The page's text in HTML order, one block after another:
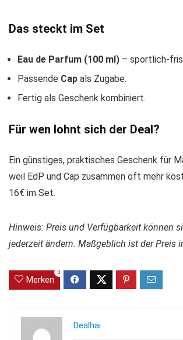
Das steckt im Set
Eau de Parfum (100 ml) – sportlich-
Passende Cap als Zugabe.
Fertig als Geschenk kombiniert.
Für wen lohnt sich der Deal?
Ein günstiges, praktisches Geschenk für
weil EdP und Cap zusammen oft mehr
16€ im Set.
Hinweis: Preis und Verfügbarkeit können
jederzeit ändern. Maßgeblich ist der Preis
Merken
0
Dealhai